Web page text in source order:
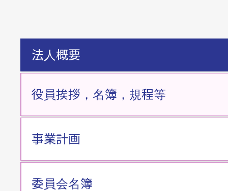
法人概要
役員挨拶，名簿，規程等
事業計画
委員会名簿